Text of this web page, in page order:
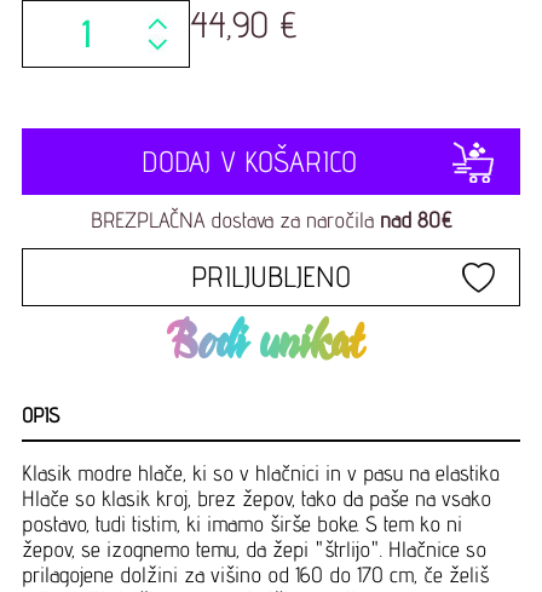
44,90 €
DODAJ V KOŠARICO
BREZPLAČNA dostava za naročila nad 80€
PRILJUBLJENO
Bodi unikat
OPIS
Klasik modre hlače, ki so v hlačnici in v pasu na elastiko.
Hlače so klasik kroj, brez žepov, tako da paše na vsako
postavo, tudi tistim, ki imamo širše boke. S tem ko ni
žepov, se izognemo temu, da žepi "štrlijo". Hlačnice so
prilagojene dolžini za višino od 160 do 170 cm, če želiš